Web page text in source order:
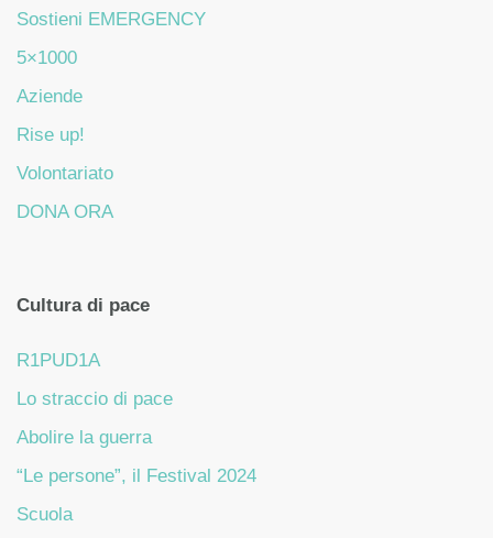
Sostieni EMERGENCY
5×1000
Aziende
Rise up!
Volontariato
DONA ORA
Cultura di pace
R1PUD1A
Lo straccio di pace
Abolire la guerra
“Le persone”, il Festival 2024
Scuola